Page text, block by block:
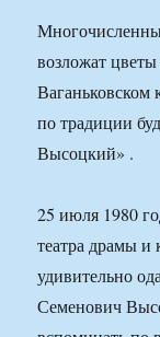
возложат
Ваганьковском
по традиции
Высоцкий» .
25 июля 1980
театра драмы и
удивительно
Семенович